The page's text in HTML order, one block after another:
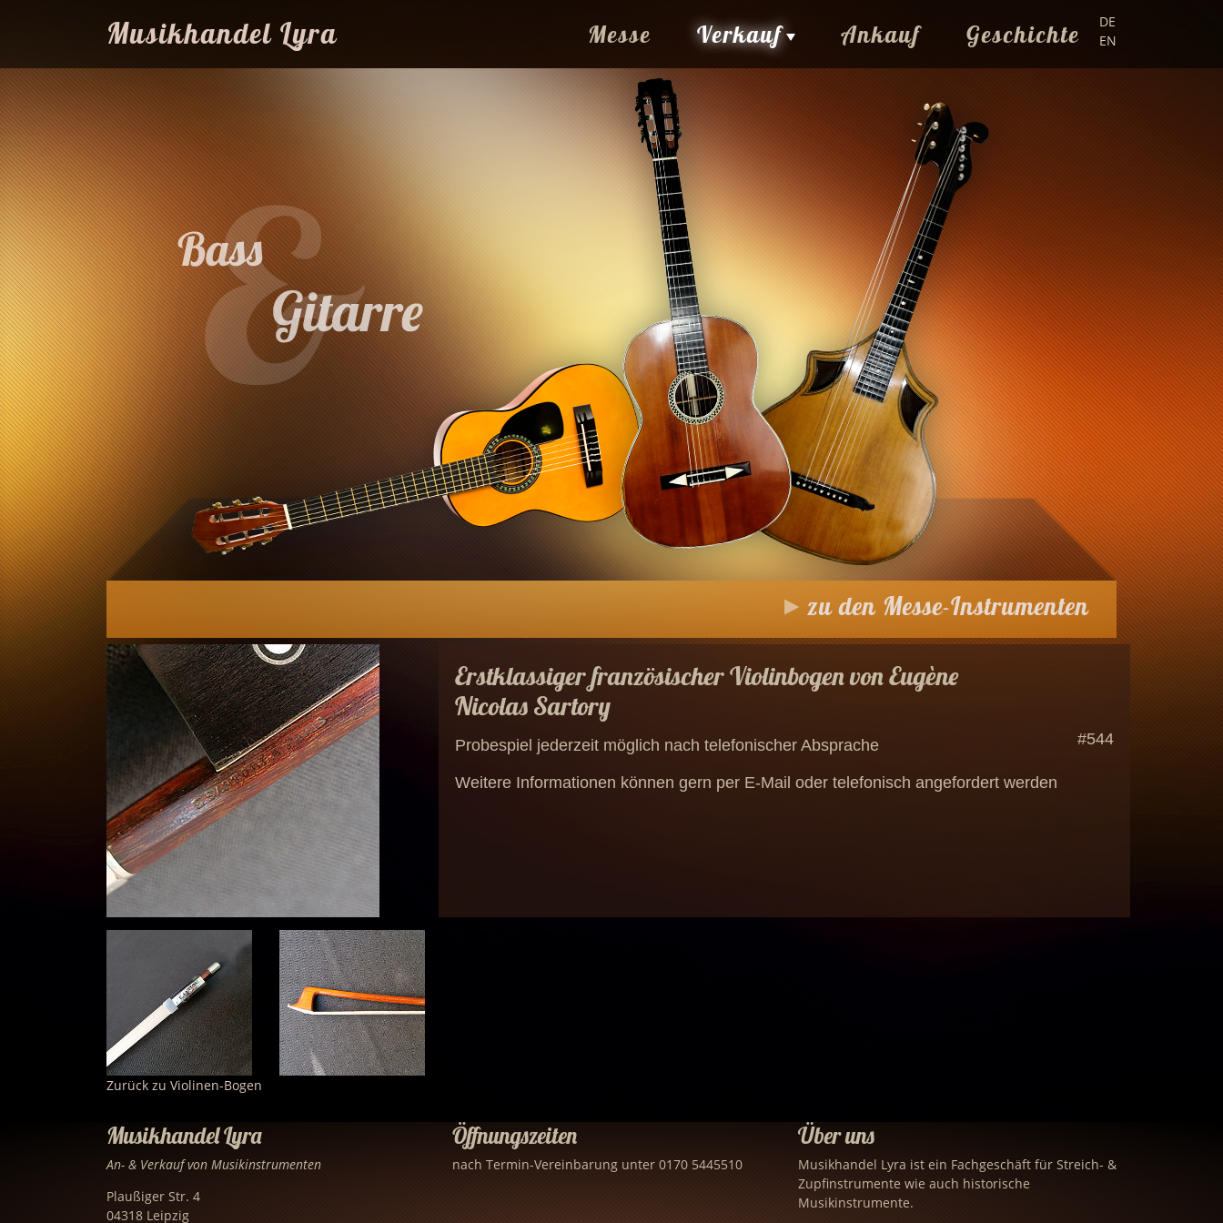
Musikhandel Lyra Messe Verkauf Ankauf Geschichte
DE
EN
zu den Messe-Instrumenten
Erstklassiger französischer Violinbogen von Eugène
Nicolas Sartory
#544
Probespiel jederzeit möglich nach telefonischer Absprache
Weitere Informationen können gern per E-Mail oder telefonisch angefordert werden
Zurück zu Violinen-Bogen
Musikhandel Lyra
An- & Verkauf von Musikinstrumenten
Plaußiger Str. 4
04318 Leipzig
Öffnungszeiten
nach Termin-Vereinbarung unter 0170 5445510
Über uns
Musikhandel Lyra ist ein Fachgeschäft für Streich- &
Zupfinstrumente wie auch historische
Musikinstrumente.